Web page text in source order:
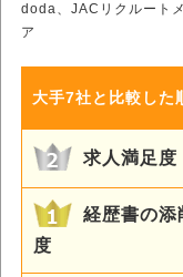
doda、JACリクルート
ア
大手7社と比較した
求人満足度
経歴書の添
度